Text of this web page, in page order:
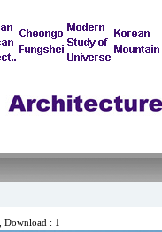
, Download : 1